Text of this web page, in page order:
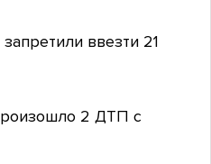
ввезти 21
2 ДТП с